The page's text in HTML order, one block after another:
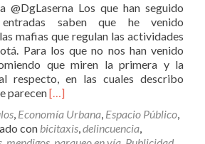
@DgLaserna Los que han seguido
saben que he venido
mafias que regulan las actividades
Para los que no nos han venido
que miren la primera y la
respecto, en las cuales describo
parecenLeer
no
se
[…]
, Economía Urbana, Espacio Público,
con bicitaxis,delincuencia,